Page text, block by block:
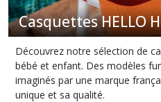
Casquettes HELLO
Découvrez notre sélection de
bébé et enfant. Des modèles
imaginés par une marque
unique et sa qualité.
Afficher
les
résultats